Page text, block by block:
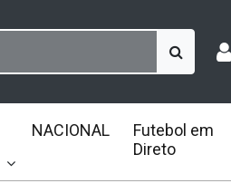
NACIONAL
Futebol em
Direto